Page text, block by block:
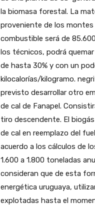
la biomasa forestal. La
proveniente de los montes
combustible será de
los técnicos, podrá
de hasta 30% y con un
kilocalorías/kilogramo.
previsto desarrollar otro
de cal de Fanapel.
tiro descendente. El
de cal en reemplazo del
acuerdo a los cálculos de
1.600 a 1.800 toneladas
consideran que de esta
energética uruguaya,
explotadas hasta el